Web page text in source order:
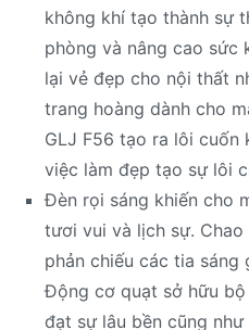
không khí tạo thành sự
phòng và nâng cao sức
lại vẻ đẹp cho nội thất
trang hoàng dành cho
GLJ F56 tạo ra lôi cuốn
việc làm đẹp tạo sự lôi
Đèn rọi sáng khiến cho
tươi vui và lịch sự.
phản chiếu các tia sáng
Động cơ quạt sở hữu
đạt sự lâu bền cũng